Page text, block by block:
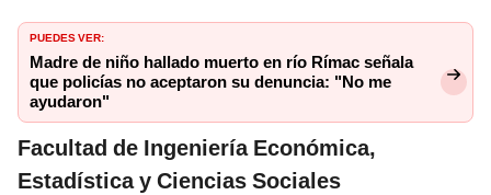
PUEDES VER:
Madre de niño hallado muerto en río Rímac señala
que policías no aceptaron su denuncia: "No me
ayudaron"
Facultad de Ingeniería Económica,
Estadística y Ciencias Sociales